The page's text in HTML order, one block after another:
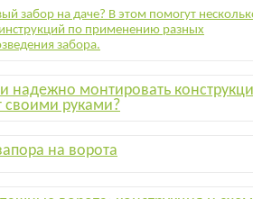
забор на даче? В этом помогут
по применению разных
забора.
надежно монтировать
своими руками?
на ворота